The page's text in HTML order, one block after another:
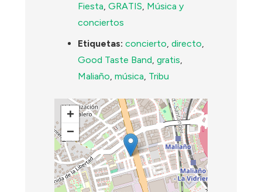
Fiesta,GRATIS, Música y
conciertos
Etiquetas: concierto,directo,
Good Taste Band,gratis,
Maliaño,música, Tribu
+
−